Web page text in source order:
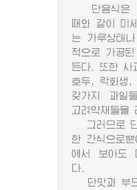
단음식은
때와 같이 미
는 가루상태
적으로 가공
든다. 또한 사
호두, 락화생,
갖가지 과일
고려약재들을
그러므로 단
한 간식으로뿐
에서 보아도
다.
단맛과 부드